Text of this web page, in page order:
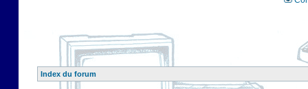
Index du forum